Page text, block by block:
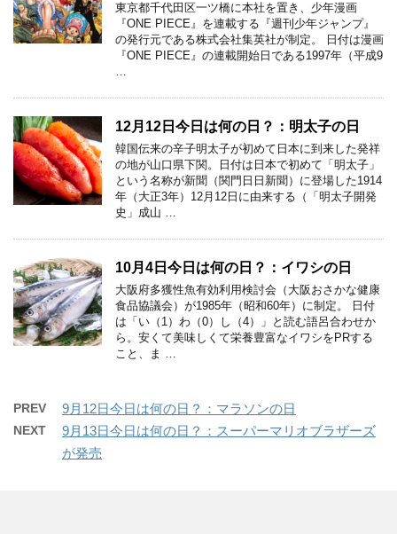
東京都千代田区一ツ橋に本社を置き、少年漫画
『ONE PIECE』を連載する『週刊少年ジャンプ』
の発行元である株式会社集英社が制定。 日付は漫画
『ONE PIECE』の連載開始日である1997年（平成9
…
12月12日今日は何の日？：明太子の日
韓国伝来の辛子明太子が初めて日本に到来した発祥
の地が山口県下関。日付は日本で初めて「明太子」
という名称が新聞（関門日日新聞）に登場した1914
年（大正3年）12月12日に由来する（「明太子開発
史」成山 …
10月4日今日は何の日？：イワシの日
大阪府多獲性魚有効利用検討会（大阪おさかな健康
食品協議会）が1985年（昭和60年）に制定。 日付
は「い（1）わ（0）し（4）」と読む語呂合わせか
ら。安くて美味しくて栄養豊富なイワシをPRする
こと、ま …
PREV 9月12日今日は何の日？：マラソンの日
NEXT
9月13日今日は何の日？：スーパーマリオブラザーズ
が発売